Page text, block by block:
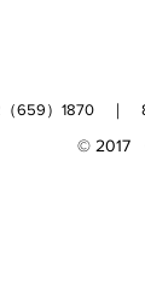
）1870 ｜ 81-
© 2017